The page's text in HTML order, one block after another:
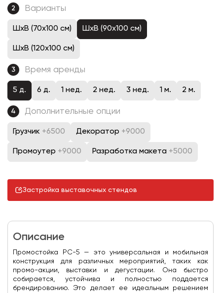
2 Варианты
ШхВ (70х100 см) ШхВ (90х100 см)
ШхВ (120х100 см)
3 Время аренды
5 д. 6 д. 1 нед. 2 нед. 3 нед. 1 м. 2 м.
4 Дополнительные опции
Грузчик +6500 Декоратор +9000
Промоутер +9000 Разработка макета +5000
Застройка выставочных стендов
Описание
Промостойка PC-5 — это универсальная и мобильная
конструкция для различных мероприятий, таких как
промо-акции, выставки и дегустации. Она быстро
собирается, устойчива и полностью поддается
брендированию. Это делает ее идеальным решением